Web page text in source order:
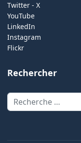
Twitter - X
YouTube
LinkedIn
Instagram
Flickr
Rechercher
Rechercher